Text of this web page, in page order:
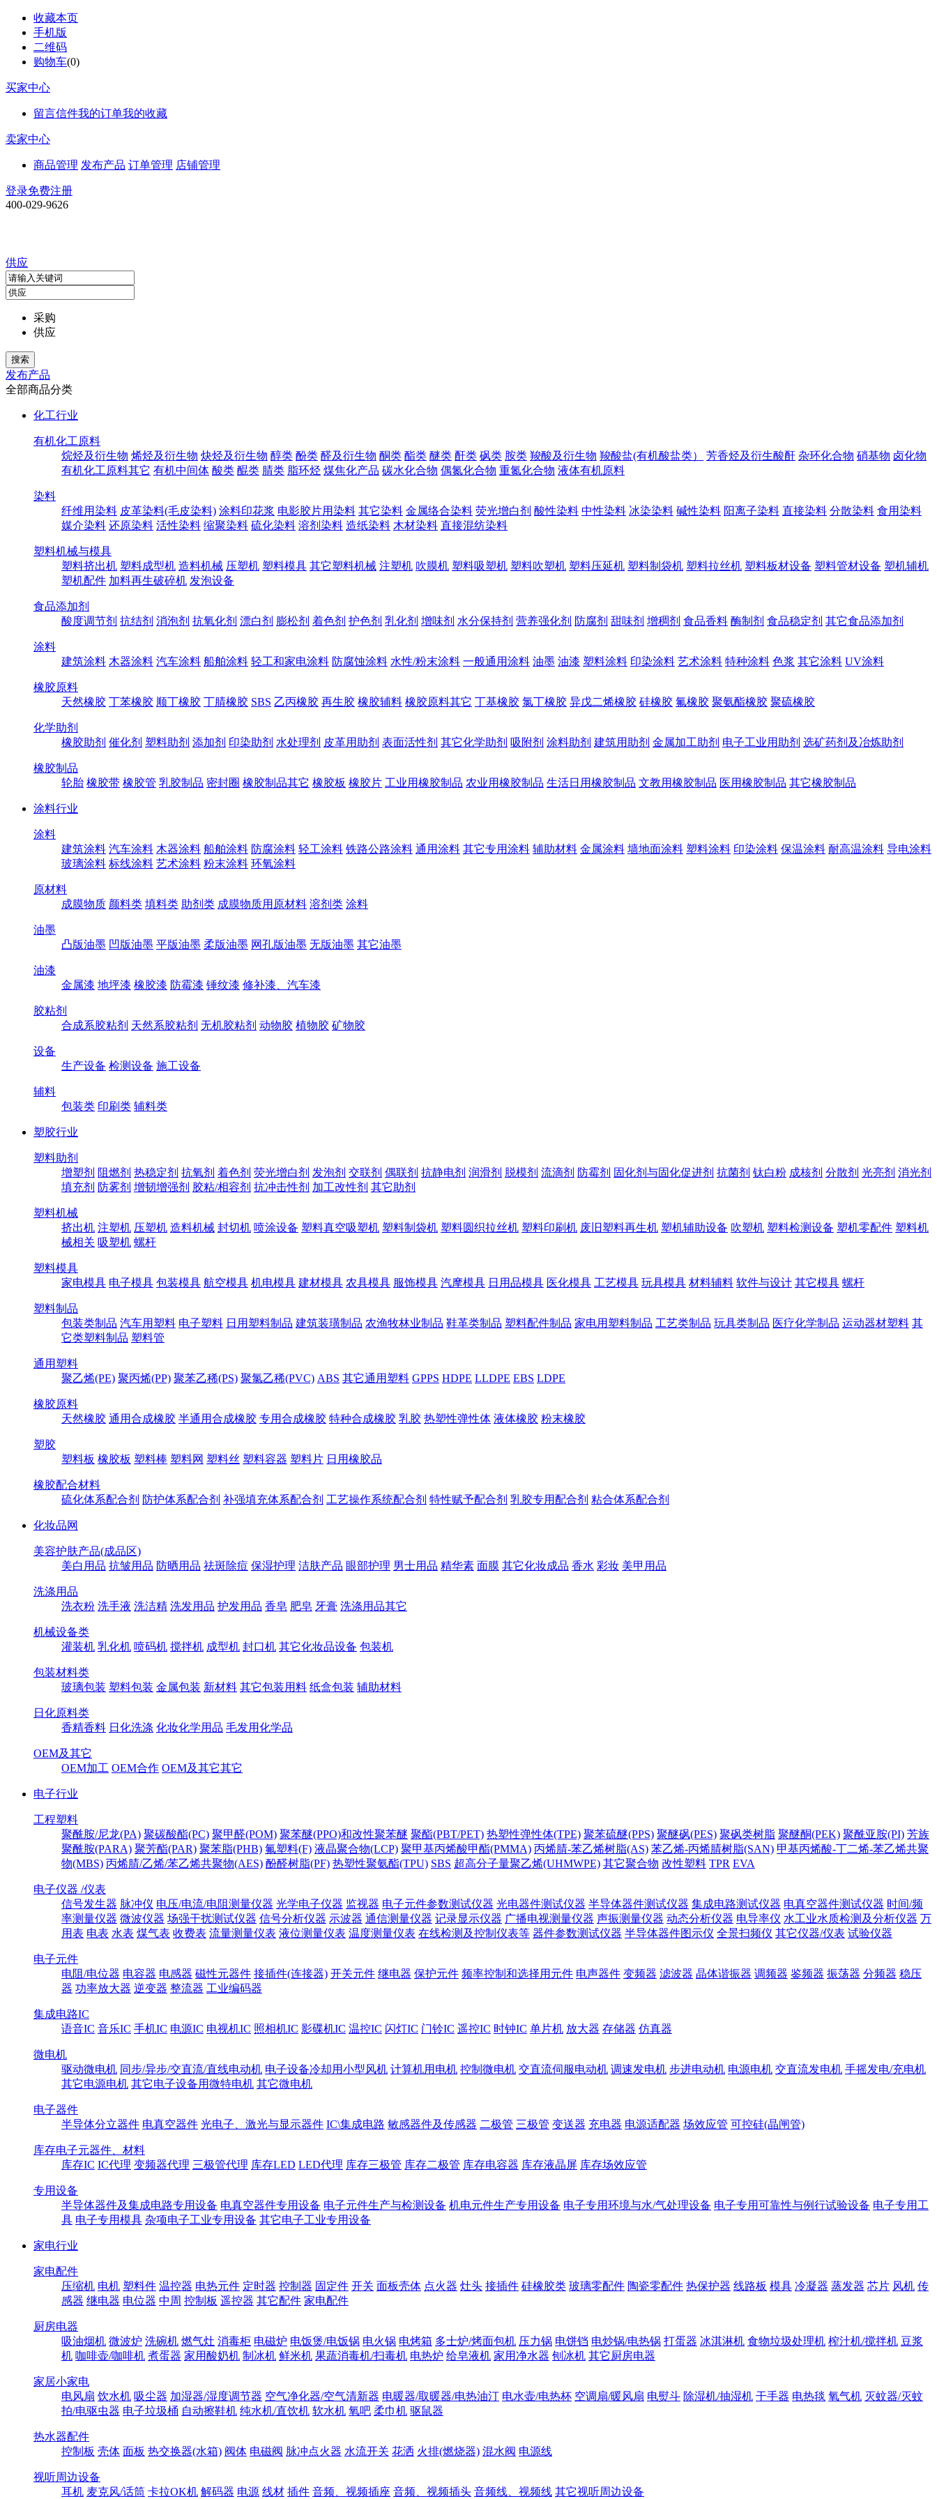
收藏本页
手机版
二维码
购物车(0)
买家中心
留言信件我的订单我的收藏
卖家中心
商品管理 发布产品 订单管理 店铺管理
登录免费注册
400-029-9626
供应
采购
供应
发布产品
全部商品分类
化工行业
有机化工原料
烷烃及衍生物 烯烃及衍生物 炔烃及衍生物 醇类 酚类 醛及衍生物 酮类 酯类 醚类 酐类 砜类 胺类 羧酸及衍生物 羧酸盐(有机酸盐类） 芳香烃及衍生酸酐 杂环化合物 硝基物 卤化物
有机化工原料其它 有机中间体 酸类 醌类 腈类 脂环烃 煤焦化产品 碳水化合物 偶氮化合物 重氮化合物 液体有机原料
染料
纤维用染料 皮革染料(毛皮染料) 涂料印花浆 电影胶片用染料 其它染料 金属络合染料 荧光增白剂 酸性染料 中性染料 冰染染料 碱性染料 阳离子染料 直接染料 分散染料 食用染料
媒介染料 还原染料 活性染料 缩聚染料 硫化染料 溶剂染料 造纸染料 木材染料 直接混纺染料
塑料机械与模具
塑料挤出机 塑料成型机 造料机械 压塑机 塑料模具 其它塑料机械 注塑机 吹膜机 塑料吸塑机 塑料吹塑机 塑料压延机 塑料制袋机 塑料拉丝机 塑料板材设备 塑料管材设备 塑机辅机
塑机配件 加料再生破碎机 发泡设备
食品添加剂
酸度调节剂 抗结剂 消泡剂 抗氧化剂 漂白剂 膨松剂 着色剂 护色剂 乳化剂 增味剂 水分保持剂 营养强化剂 防腐剂 甜味剂 增稠剂 食品香料 酶制剂 食品稳定剂 其它食品添加剂
涂料
建筑涂料 木器涂料 汽车涂料 船舶涂料 轻工和家电涂料 防腐蚀涂料 水性/粉末涂料 一般通用涂料 油墨 油漆 塑料涂料 印染涂料 艺术涂料 特种涂料 色浆 其它涂料 UV涂料
橡胶原料
天然橡胶 丁苯橡胶 顺丁橡胶 丁腈橡胶 SBS 乙丙橡胶 再生胶 橡胶辅料 橡胶原料其它 丁基橡胶 氯丁橡胶 异戊二烯橡胶 硅橡胶 氟橡胶 聚氨酯橡胶 聚硫橡胶
化学助剂
橡胶助剂 催化剂 塑料助剂 添加剂 印染助剂 水处理剂 皮革用助剂 表面活性剂 其它化学助剂 吸附剂 涂料助剂 建筑用助剂 金属加工助剂 电子工业用助剂 选矿药剂及冶炼助剂
橡胶制品
轮胎 橡胶带 橡胶管 乳胶制品 密封圈 橡胶制品其它 橡胶板 橡胶片 工业用橡胶制品 农业用橡胶制品 生活日用橡胶制品 文教用橡胶制品 医用橡胶制品 其它橡胶制品
涂料行业
涂料
建筑涂料 汽车涂料 木器涂料 船舶涂料 防腐涂料 轻工涂料 铁路公路涂料 通用涂料 其它专用涂料 辅助材料 金属涂料 墙地面涂料 塑料涂料 印染涂料 保温涂料 耐高温涂料 导电涂料
玻璃涂料 标线涂料 艺术涂料 粉末涂料 环氧涂料
原材料
成膜物质 颜料类 填料类 助剂类 成膜物质用原材料 溶剂类 涂料
油墨
凸版油墨 凹版油墨 平版油墨 柔版油墨 网孔版油墨 无版油墨 其它油墨
油漆
金属漆 地坪漆 橡胶漆 防霉漆 锤纹漆 修补漆、汽车漆
胶粘剂
合成系胶粘剂 天然系胶粘剂 无机胶粘剂 动物胶 植物胶 矿物胶
设备
生产设备 检测设备 施工设备
辅料
包装类 印刷类 辅料类
塑胶行业
塑料助剂
增塑剂 阻燃剂 热稳定剂 抗氧剂 着色剂 荧光增白剂 发泡剂 交联剂 偶联剂 抗静电剂 润滑剂 脱模剂 流滴剂 防霉剂 固化剂与固化促进剂 抗菌剂 钛白粉 成核剂 分散剂 光亮剂 消光剂
填充剂 防雾剂 增韧增强剂 胶粘/相容剂 抗冲击性剂 加工改性剂 其它助剂
塑料机械
挤出机 注塑机 压塑机 造料机械 封切机 喷涂设备 塑料真空吸塑机 塑料制袋机 塑料圆织拉丝机 塑料印刷机 废旧塑料再生机 塑机辅助设备 吹塑机 塑料检测设备 塑机零配件 塑料机
械相关 吸塑机 螺杆
塑料模具
家电模具 电子模具 包装模具 航空模具 机电模具 建材模具 农具模具 服饰模具 汽摩模具 日用品模具 医化模具 工艺模具 玩具模具 材料辅料 软件与设计 其它模具 螺杆
塑料制品
包装类制品 汽车用塑料 电子塑料 日用塑料制品 建筑装璜制品 农渔牧林业制品 鞋革类制品 塑料配件制品 家电用塑料制品 工艺类制品 玩具类制品 医疗化学制品 运动器材塑料 其
它类塑料制品 塑料管
通用塑料
聚乙烯(PE) 聚丙烯(PP) 聚苯乙稀(PS) 聚氯乙稀(PVC) ABS 其它通用塑料 GPPS HDPE LLDPE EBS LDPE
橡胶原料
天然橡胶 通用合成橡胶 半通用合成橡胶 专用合成橡胶 特种合成橡胶 乳胶 热塑性弹性体 液体橡胶 粉末橡胶
塑胶
塑料板 橡胶板 塑料棒 塑料网 塑料丝 塑料容器 塑料片 日用橡胶品
橡胶配合材料
硫化体系配合剂 防护体系配合剂 补强填充体系配合剂 工艺操作系统配合剂 特性赋予配合剂 乳胶专用配合剂 粘合体系配合剂
化妆品网
美容护肤产品(成品区)
美白用品 抗皱用品 防晒用品 祛斑除痘 保湿护理 洁肤产品 眼部护理 男士用品 精华素 面膜 其它化妆成品 香水 彩妆 美甲用品
洗涤用品
洗衣粉 洗手液 洗洁精 洗发用品 护发用品 香皂 肥皂 牙膏 洗涤用品其它
机械设备类
灌装机 乳化机 喷码机 搅拌机 成型机 封口机 其它化妆品设备 包装机
包装材料类
玻璃包装 塑料包装 金属包装 新材料 其它包装用料 纸盒包装 辅助材料
日化原料类
香精香料 日化洗涤 化妆化学用品 毛发用化学品
OEM及其它
OEM加工 OEM合作 OEM及其它其它
电子行业
工程塑料
聚酰胺/尼龙(PA) 聚碳酸酯(PC) 聚甲醛(POM) 聚苯醚(PPO)和改性聚苯醚 聚酯(PBT/PET) 热塑性弹性体(TPE) 聚苯硫醚(PPS) 聚醚砜(PES) 聚砜类树脂 聚醚酮(PEK) 聚酰亚胺(PI) 芳族
聚酰胺(PARA) 聚芳酯(PAR) 聚苯脂(PHB) 氟塑料(F) 液晶聚合物(LCP) 聚甲基丙烯酸甲酯(PMMA) 丙烯腈-苯乙烯树脂(AS) 苯乙烯-丙烯腈树脂(SAN) 甲基丙烯酸-丁二烯-苯乙烯共聚
物(MBS) 丙烯腈/乙烯/苯乙烯共聚物(AES) 酚醛树脂(PF) 热塑性聚氨酯(TPU) SBS 超高分子量聚乙烯(UHMWPE) 其它聚合物 改性塑料 TPR EVA
电子仪器 /仪表
信号发生器 脉冲仪 电压/电流/电阻测量仪器 光学电子仪器 监视器 电子元件参数测试仪器 光电器件测试仪器 半导体器件测试仪器 集成电路测试仪器 电真空器件测试仪器 时间/频
率测量仪器 微波仪器 场强干扰测试仪器 信号分析仪器 示波器 通信测量仪器 记录显示仪器 广播电视测量仪器 声振测量仪器 动态分析仪器 电导率仪 水工业水质检测及分析仪器 万
用表 电表 水表 煤气表 收费表 流量测量仪表 液位测量仪表 温度测量仪表 在线检测及控制仪表等 器件参数测试仪器 半导体器件图示仪 全景扫频仪 其它仪器/仪表 试验仪器
电子元件
电阻/电位器 电容器 电感器 磁性元器件 接插件(连接器) 开关元件 继电器 保护元件 频率控制和选择用元件 电声器件 变频器 滤波器 晶体谐振器 调频器 鉴频器 振荡器 分频器 稳压
器 功率放大器 逆变器 整流器 工业编码器
集成电路IC
语音IC 音乐IC 手机IC 电源IC 电视机IC 照相机IC 影碟机IC 温控IC 闪灯IC 门铃IC 遥控IC 时钟IC 单片机 放大器 存储器 仿真器
微电机
驱动微电机 同步/异步/交直流/直线电动机 电子设备冷却用小型风机 计算机用电机 控制微电机 交直流伺服电动机 调速发电机 步进电动机 电源电机 交直流发电机 手摇发电/充电机
其它电源电机 其它电子设备用微特电机 其它微电机
电子器件
半导体分立器件 电真空器件 光电子、激光与显示器件 IC\集成电路 敏感器件及传感器 二极管 三极管 变送器 充电器 电源适配器 场效应管 可控硅(晶闸管)
库存电子元器件、材料
库存IC IC代理 变频器代理 三极管代理 库存LED LED代理 库存三极管 库存二极管 库存电容器 库存液晶屏 库存场效应管
专用设备
半导体器件及集成电路专用设备 电真空器件专用设备 电子元件生产与检测设备 机电元件生产专用设备 电子专用环境与水/气处理设备 电子专用可靠性与例行试验设备 电子专用工
具 电子专用模具 杂项电子工业专用设备 其它电子工业专用设备
家电行业
家电配件
压缩机 电机 塑料件 温控器 电热元件 定时器 控制器 固定件 开关 面板壳体 点火器 灶头 接插件 硅橡胶类 玻璃零配件 陶瓷零配件 热保护器 线路板 模具 冷凝器 蒸发器 芯片 风机 传
感器 继电器 电位器 中周 控制板 遥控器 其它配件 家电配件
厨房电器
吸油烟机 微波炉 洗碗机 燃气灶 消毒柜 电磁炉 电饭煲/电饭锅 电火锅 电烤箱 多士炉/烤面包机 压力锅 电饼铛 电炒锅/电热锅 打蛋器 冰淇淋机 食物垃圾处理机 榨汁机/搅拌机 豆浆
机 咖啡壶/咖啡机 煮蛋器 家用酸奶机 制冰机 鲜米机 果蔬消毒机/扫毒机 电热炉 给皂液机 家用净水器 刨冰机 其它厨房电器
家居小家电
电风扇 饮水机 吸尘器 加湿器/湿度调节器 空气净化器/空气清新器 电暖器/取暖器/电热油汀 电水壶/电热杯 空调扇/暖风扇 电熨斗 除湿机/抽湿机 干手器 电热毯 氧气机 灭蚊器/灭蚊
拍/电驱虫器 电子垃圾桶 自动擦鞋机 纯水机/直饮机 软水机 氧吧 柔巾机 驱鼠器
热水器配件
控制板 壳体 面板 热交换器(水箱) 阀体 电磁阀 脉冲点火器 水流开关 花洒 火排(燃烧器) 混水阀 电源线
视听周边设备
耳机 麦克风/话筒 卡拉OK机 解码器 电源 线材 插件 音频、视频插座 音频、视频插头 音频线、视频线 其它视听周边设备